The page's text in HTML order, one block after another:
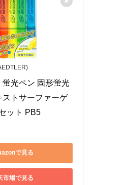
蛍光ペン 固形蛍光
ストサーファーゲ
ット PB5
で見る
市場で見る